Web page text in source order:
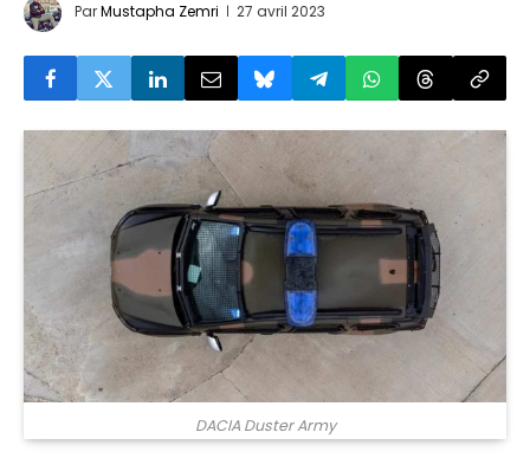
ParMustapha Zemri 27 avril 2023
DACIA Duster Army